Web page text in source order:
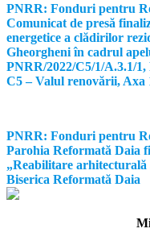
PNRR: Fonduri pentru
Comunicat de presă
energetice a clădirilor
Gheorgheni în cadrul
PNRR/2022/C5/1/A.3.1/
C5 – Valul renovării, Axa
PNRR: Fonduri pentru
Parohia Reformată Daia
„Reabilitare
Biserica Reformată Daia